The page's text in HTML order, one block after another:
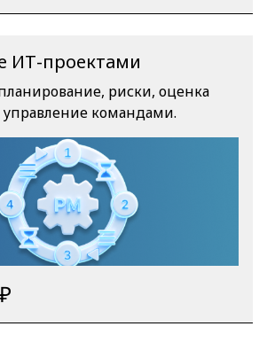
ИТ-проектами
риски, оценка
и управление командами.